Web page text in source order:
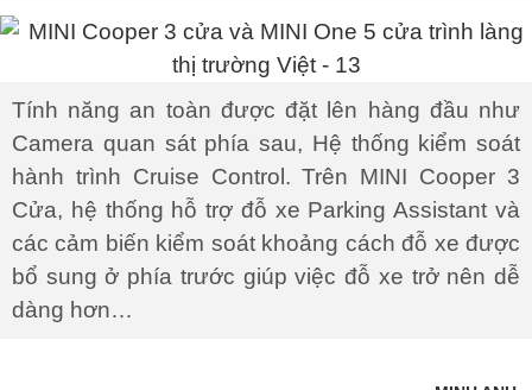
Tính năng an toàn được đặt lên hàng đầu như
Camera quan sát phía sau, Hệ thống kiểm soát
hành trình Cruise Control. Trên MINI Cooper 3
Cửa, hệ thống hỗ trợ đỗ xe Parking Assistant và
các cảm biến kiểm soát khoảng cách đỗ xe được
bổ sung ở phía trước giúp việc đỗ xe trở nên dễ
dàng hơn…